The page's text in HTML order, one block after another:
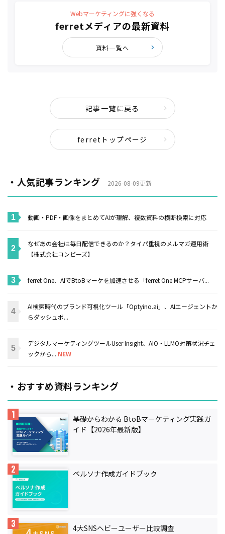
Webマーケティングに強くなる
ferretメディアの最新資料
資料一覧へ
記事一覧に戻る
ferretトップページ
・人気記事ランキング 2026-08-09更新
動画・PDF・画像をまとめてAIが理解、複数資料の横断検索に対応
なぜあの会社は毎日配信できるのか？タイパ重視のメルマガ運用術
【株式会社コンビーズ】
ferret One、AIでBtoBマーケを加速させる「ferret One MCPサーバ...
AI検索時代のブランド可視化ツール「Optyino.ai」、AIエージェントか
らダッシュボ...
デジタルマーケティングツールUser Insight、AIO・LLMO対策状況チェ
ックから... NEW
・おすすめ資料ランキング
基礎からわかる BtoBマーケティング実践ガ
イド【2026年最新版】
ペルソナ作成ガイドブック
4大SNSヘビーユーザー比較調査